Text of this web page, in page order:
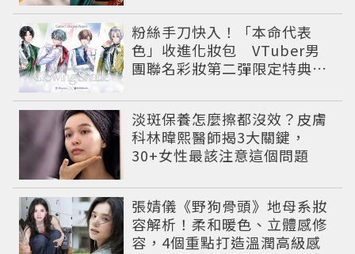
粉絲手刀快入！「本命代表
色」收進化妝包 VTuber男
團聯名彩妝第二彈限定特典登
淡斑保養怎麼擦都沒效？皮膚
科林暐熙醫師揭3大關鍵，
30+女性最該注意這個問題
張婧儀《野狗骨頭》地母系妝
容解析！柔和暖色、立體感修
容，4個重點打造溫潤高級感